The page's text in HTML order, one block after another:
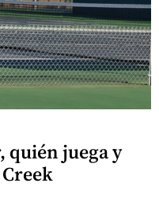
quién juega y